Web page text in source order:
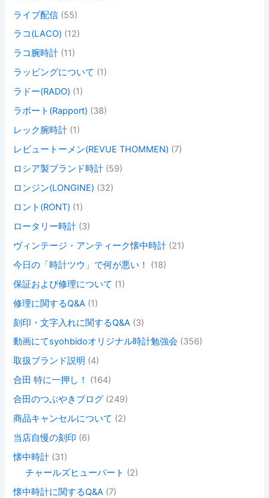
ライブ配信 (55)
ラコ(LACO) (12)
ラコ腕時計 (11)
ラッピングについて (1)
ラドー(RADO) (1)
ラポート(Rapport) (38)
レック腕時計 (1)
レビュートーメン(REVUE THOMMEN) (7)
ロシア製ブランド時計 (59)
ロンジン(LONGINE) (32)
ロント(RONT) (1)
ロータリー時計 (3)
ヴィンテージ・アンティーク懐中時計 (21)
今日の「時計ツウ」で何が悪い！
(18)
保証および修理について (1)
修理に関するQ&A (1)
刻印・文字入れに関するQ&A (3)
動画にてsyohbidoオリジナル時計勉強会 (356)
取扱ブランド説明 (4)
合田 特に一押し！
(164)
合田のつぶやきブログ (249)
商品キャンセルについて (2)
当店自慢の刻印 (6)
懐中時計 (31)
チャールズヒューバート (2)
懐中時計に関するQ&A (7)